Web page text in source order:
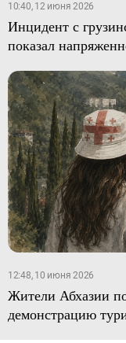
10:40, 12 июня 2026
Инцидент с
показал
12:48, 10 июня 2026
Жители Абхазии
демонстрацию